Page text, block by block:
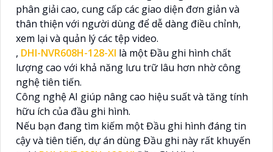
phân giải cao, cung cấp các giao diện đơn giản và
thân thiện với người dùng để dễ dàng điều chỉnh,
xem lại và quản lý các tệp video.
, DHI-NVR608H-128-XI là một Đầu ghi hình chất
lượng cao với khả năng lưu trữ lâu hơn nhờ công
nghệ tiên tiến.
Công nghệ AI giúp nâng cao hiệu suất và tăng tính
hữu ích của đầu ghi hình.
Nếu bạn đang tìm kiếm một Đầu ghi hình đáng tin
cậy và tiên tiến, dự án dùng Đầu ghi này rất khuyến